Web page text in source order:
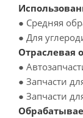
● Средняя
● Для
Отраслевая
●
● Запчасти
● Запчасти